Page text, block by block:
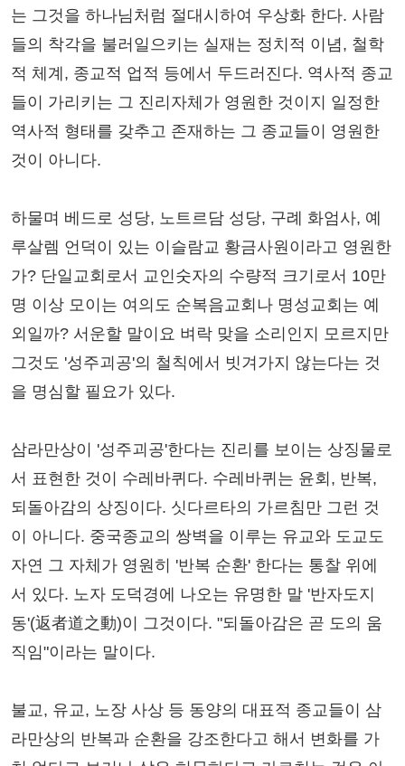
는 그것을 하나님처럼 절대시하여 우상화 한다. 사람
들의 착각을 불러일으키는 실재는 정치적 이념, 철학
적 체계, 종교적 업적 등에서 두드러진다. 역사적 종교
들이 가리키는 그 진리자체가 영원한 것이지 일정한
역사적 형태를 갖추고 존재하는 그 종교들이 영원한
것이 아니다.
하물며 베드로 성당, 노트르담 성당, 구례 화엄사, 예
루살렘 언덕이 있는 이슬람교 황금사원이라고 영원한
가? 단일교회로서 교인숫자의 수량적 크기로서 10만
명 이상 모이는 여의도 순복음교회나 명성교회는 예
외일까? 서운할 말이요 벼락 맞을 소리인지 모르지만
그것도 '성주괴공'의 철칙에서 빗겨가지 않는다는 것
을 명심할 필요가 있다.
삼라만상이 '성주괴공'한다는 진리를 보이는 상징물로
서 표현한 것이 수레바퀴다. 수레바퀴는 윤회, 반복,
되돌아감의 상징이다. 싯다르타의 가르침만 그런 것
이 아니다. 중국종교의 쌍벽을 이루는 유교와 도교도
자연 그 자체가 영원히 '반복 순환' 한다는 통찰 위에
서 있다. 노자 도덕경에 나오는 유명한 말 '반자도지
동'(返者道之動)이 그것이다. "되돌아감은 곧 도의 움
직임"이라는 말이다.
불교, 유교, 노장 사상 등 동양의 대표적 종교들이 삼
라만상의 반복과 순환을 강조한다고 해서 변화를 가